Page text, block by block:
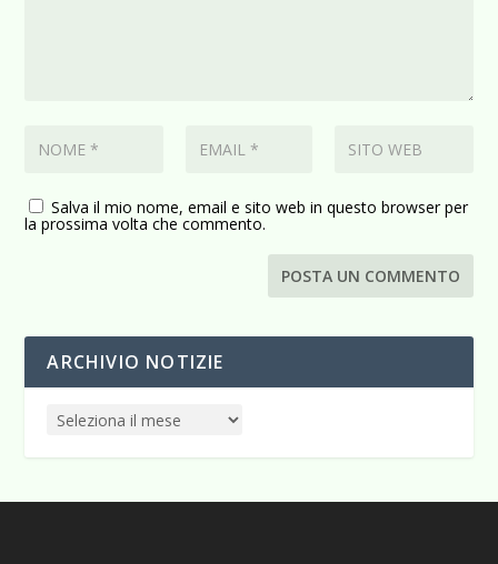
Salva il mio nome, email e sito web in questo browser per
la prossima volta che commento.
ARCHIVIO NOTIZIE